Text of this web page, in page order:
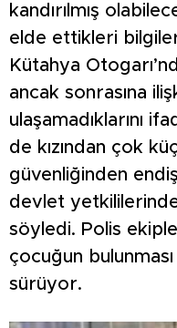
kandırılmış
elde ettikleri
Kütahya
ancak sonrasına
ulaşamadıklarını
de kızından çok
güvenliğinden
devlet
söyledi. Polis
çocuğun bulunması
sürüyor.